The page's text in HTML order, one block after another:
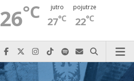
26°C jutro
27°C
pojutrze
22°C
Najlepiej po prostu do nas zadzwoń
Odwiedź nas na Facebook-u
Odwiedź nas na X
Odwiedź nas na Instagram-ie
Odwiedź nas na TikTok-u
Szukaj nas na Spotify
Wyślij do nas
Szukaj